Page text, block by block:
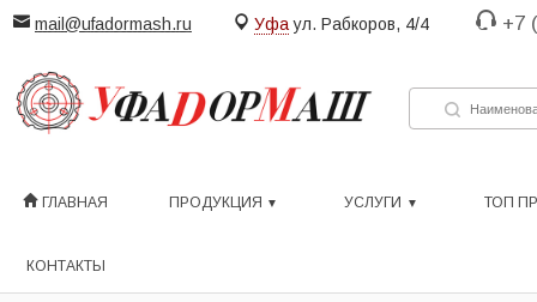
mail@ufadormash.ru Уфа ул. Рабкоров, 4/4 +7
ГЛАВНАЯ ПРОДУКЦИЯ УСЛУГИ ТОП
КОНТАКТЫ